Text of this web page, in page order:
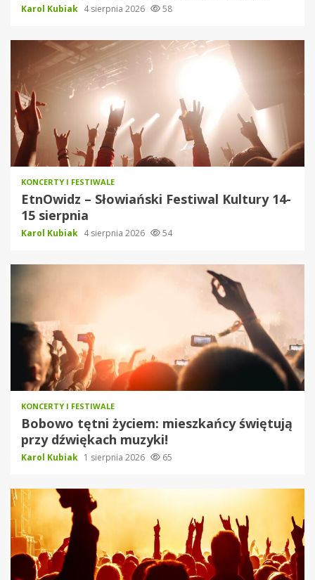
Karol Kubiak 4 sierpnia 2026 58
KONCERTY I FESTIWALE
EtnOwidz – Słowiański Festiwal Kultury 14-
15 sierpnia
Karol Kubiak 4 sierpnia 2026 54
KONCERTY I FESTIWALE
Bobowo tętni życiem: mieszkańcy świętują
przy dźwiękach muzyki!
Karol Kubiak 1 sierpnia 2026 65